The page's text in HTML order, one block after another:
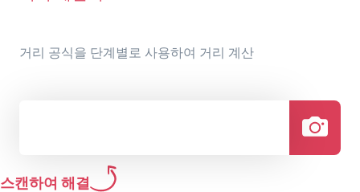
거리 공식을 단계별로 사용하여 거리 계산
스캔하여 해결